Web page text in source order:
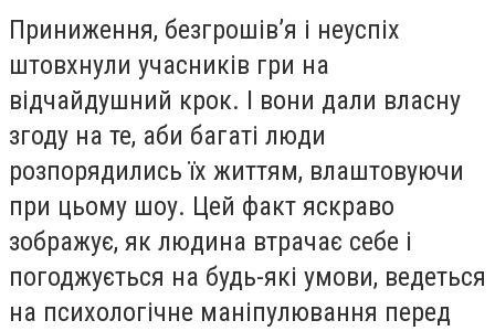
Приниження, безгрошів’я і неуспіх
штовхнули учасників гри на
відчайдушний крок. І вони дали власну
згоду на те, аби багаті люди
розпорядились їх життям, влаштовуючи
при цьому шоу. Цей факт яскраво
зображує, як людина втрачає себе і
погоджується на будь-які умови, ведеться
на психологічне маніпулювання перед